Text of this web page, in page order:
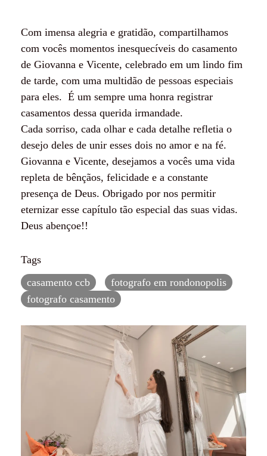
Com imensa alegria e gratidão, compartilhamos
com vocês momentos inesquecíveis do casamento
de Giovanna e Vicente, celebrado em um lindo fim
de tarde, com uma multidão de pessoas especiais
para eles. É um sempre uma honra registrar
casamentos dessa querida irmandade.
Cada sorriso, cada olhar e cada detalhe refletia o
desejo deles de unir esses dois no amor e na fé.
Giovanna e Vicente, desejamos a vocês uma vida
repleta de bênçãos, felicidade e a constante
presença de Deus. Obrigado por nos permitir
eternizar esse capítulo tão especial das suas vidas.
Deus abençoe!!
Tags
casamento ccb
fotografo em rondonopolis
fotografo casamento